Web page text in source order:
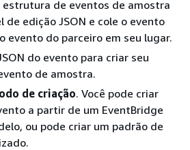
estrutura de eventos de amostra
de edição JSON e cole o evento
evento do parceiro em seu lugar.
do evento para criar seu
de amostra.
de criação. Você pode criar
a partir de um EventBridge
ou pode criar um padrão de